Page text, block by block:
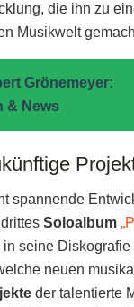
die ihn zu
Musikwelt
Grönemeyer:
& News
spannende
Soloalbum
seine Diskografie
neuen
der talentierte